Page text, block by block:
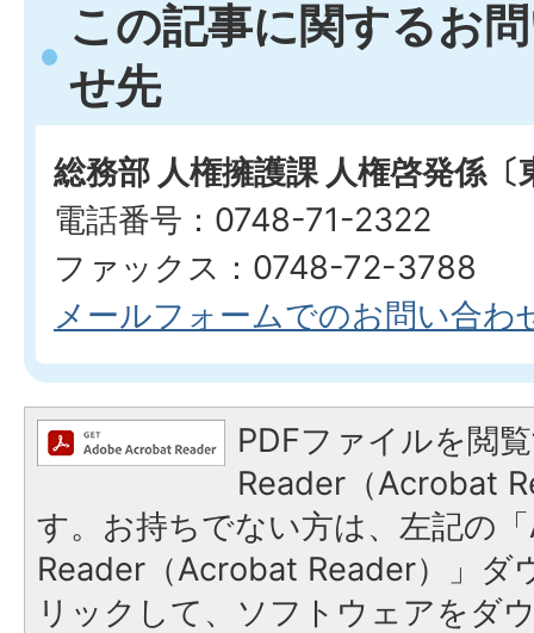
この記事に関するお
せ先
総務部 人権擁護課 人権啓発係〔
電話番号：0748-71-2322
ファックス：0748-72-3788
メールフォームでのお問い合わ
PDFファイルを閲
Reader（Acrobat
す。お持ちでない方は、左記の
Reader（Acrobat Reader）」ダ
リックして、ソフトウェアをダ